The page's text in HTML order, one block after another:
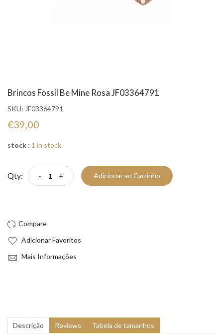
Brincos Fossil Be Mine Rosa JF03364791
SKU: JF03364791
€39,00
stock : 1 in stock
Qty: - + Adicionar ao Carrinho
Adicionar Favoritos
Mais Informações
Descrição Reviews Tabela de tamanhos